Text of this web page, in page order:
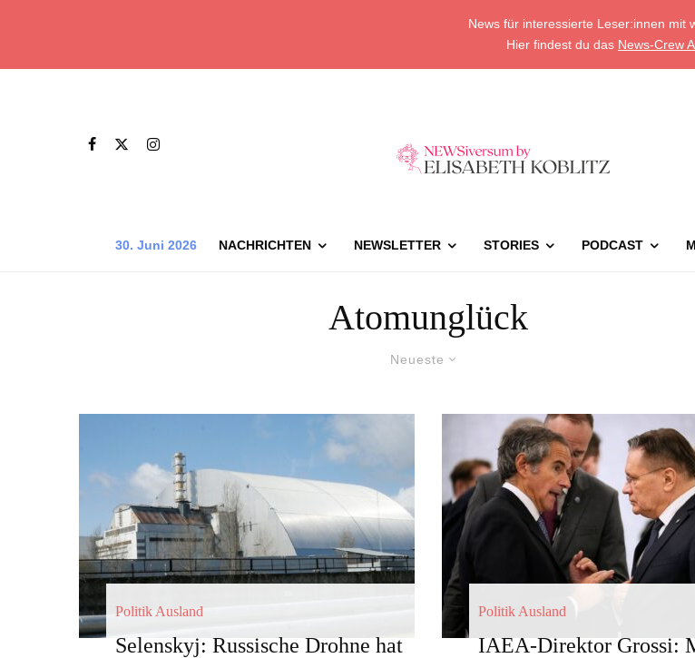
News für interessierte Leser:innen mit
Hier findest du das News-Crew
30. Juni 2026 NACHRICHTEN NEWSLETTER STORIES PODCAST
Atomunglück
Neueste
Politik Ausland
Selenskyj: Russische Drohne hat
Politik Ausland
IAEA-Direktor Grossi: